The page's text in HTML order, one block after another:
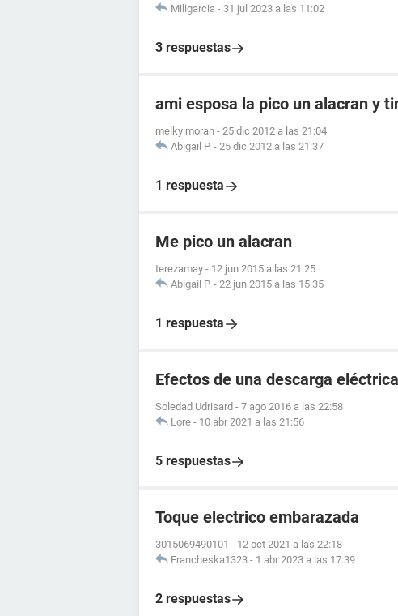
Miligarcia - 31 jul 2023 a las 11:02
3 respuestas
ami esposa la pico un alacran y
melky moran - 25 dic 2012 a las 21:04
Abigail P. - 25 dic 2012 a las 21:37
1 respuesta
Me pico un alacran
terezamay - 12 jun 2015 a las 21:25
Abigail P. - 22 jun 2015 a las 15:35
1 respuesta
Efectos de una descarga
Soledad Udrisard - 7 ago 2016 a las 22:58
Lore - 10 abr 2021 a las 21:56
5 respuestas
Toque electrico embarazada
3015069490101 - 12 oct 2021 a las 22:18
Francheska1323 - 1 abr 2023 a las 17:39
2 respuestas